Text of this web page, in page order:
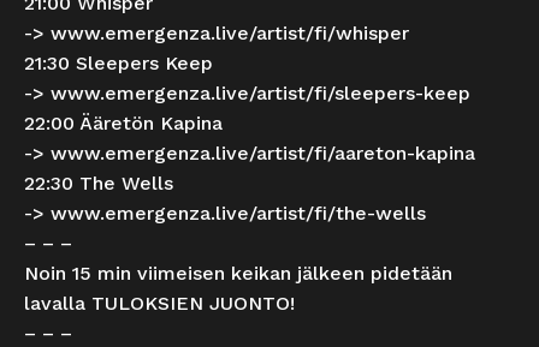
-> www.emergenza.live/artist/fi/whisper
21:30 Sleepers Keep
-> www.emergenza.live/artist/fi/sleepers-keep
22:00 Ääretön Kapina
-> www.emergenza.live/artist/fi/aareton-kapina
22:30 The Wells
-> www.emergenza.live/artist/fi/the-wells
– – –
Noin 15 min viimeisen keikan jälkeen pidetään
lavalla TULOKSIEN JUONTO!
– – –